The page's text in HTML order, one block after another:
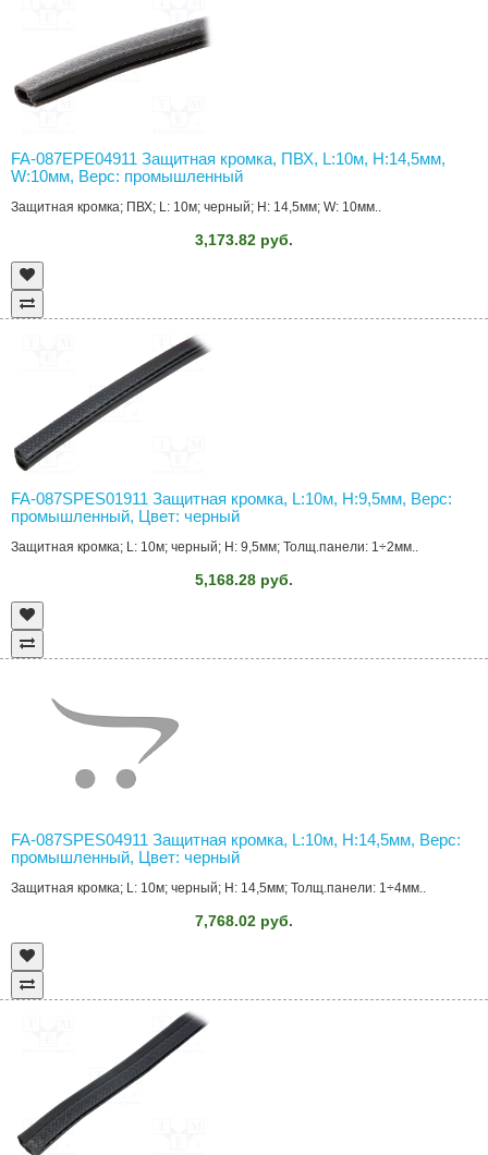
FA-087EPE04911 Защитная кромка, ПВХ, L:10м, H:14,5мм,
W:10мм, Верс: промышленный
Защитная кромка; ПВХ; L: 10м; черный; H: 14,5мм; W: 10мм..
3,173.82 руб.
FA-087SPES01911 Защитная кромка, L:10м, H:9,5мм, Верс:
промышленный, Цвет: черный
Защитная кромка; L: 10м; черный; H: 9,5мм; Толщ.панели: 1÷2мм..
5,168.28 руб.
FA-087SPES04911 Защитная кромка, L:10м, H:14,5мм, Верс:
промышленный, Цвет: черный
Защитная кромка; L: 10м; черный; H: 14,5мм; Толщ.панели: 1÷4мм..
7,768.02 руб.